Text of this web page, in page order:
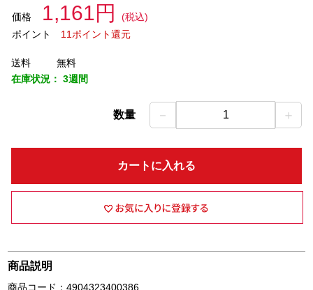
価格 1,161円
(税込)
ポイント
11ポイント還元
送料
無料
在庫状況： 3週間
数量 － 1 ＋
カートに入れる
商品説明
商品コード：4904323400386